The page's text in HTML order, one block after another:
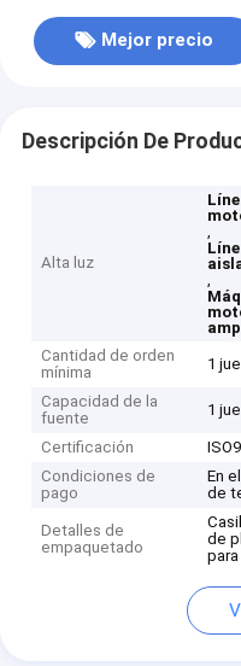
Mejor precio
Descripción De
Alta luz
,
,
Cantidad de orden
mínima
1
Capacidad de la
fuente
1
Certificación
Condiciones de
pago
En
de
Detalles de
empaquetado
de